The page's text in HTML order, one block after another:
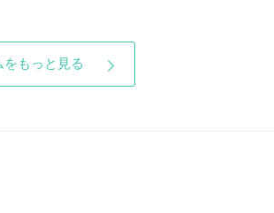
もっと見る